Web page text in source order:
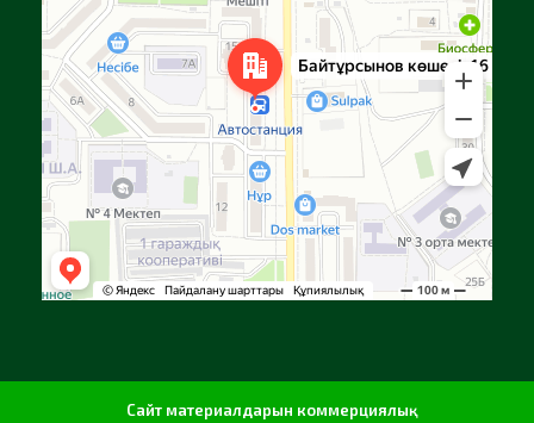
Сайт материалдарын коммерциялық